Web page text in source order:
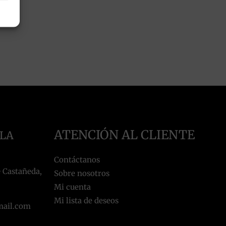
ATENCIÓN AL CLIENTE
Contáctanos
Sobre nosotros
Mi cuenta
Mi lista de deseos